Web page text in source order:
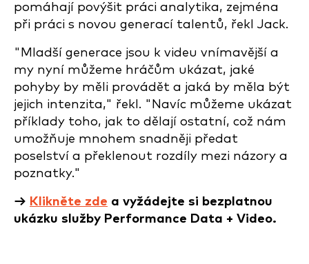
pomáhají povýšit práci analytika, zejména
při práci s novou generací talentů, řekl Jack.
"Mladší generace jsou k videu vnímavější a
my nyní můžeme hráčům ukázat, jaké
pohyby by měli provádět a jaká by měla být
jejich intenzita," řekl. "Navíc můžeme ukázat
příklady toho, jak to dělají ostatní, což nám
umožňuje mnohem snadněji předat
poselství a překlenout rozdíly mezi názory a
poznatky."
→ Klikněte zde a vyžádejte si bezplatnou
ukázku služby Performance Data + Video.